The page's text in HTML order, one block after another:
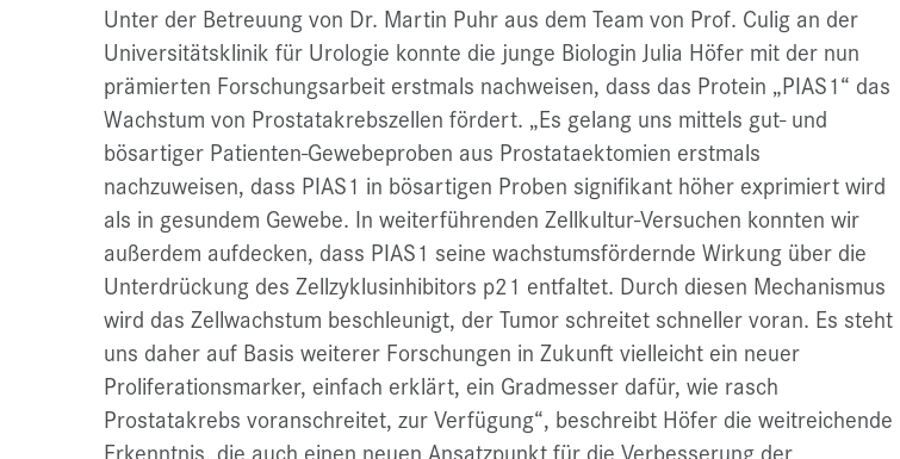
Unter der Betreuung von Dr. Martin Puhr aus dem Team von Prof. Culig an der
Universitätsklinik für Urologie konnte die junge Biologin Julia Höfer mit der nun
prämierten Forschungsarbeit erstmals nachweisen, dass das Protein „PIAS1“ das
Wachstum von Prostatakrebszellen fördert. „Es gelang uns mittels gut- und
bösartiger Patienten-Gewebeproben aus Prostataektomien erstmals
nachzuweisen, dass PIAS1 in bösartigen Proben signifikant höher exprimiert wird
als in gesundem Gewebe. In weiterführenden Zellkultur-Versuchen konnten wir
außerdem aufdecken, dass PIAS1 seine wachstumsfördernde Wirkung über die
Unterdrückung des Zellzyklusinhibitors p21 entfaltet. Durch diesen Mechanismus
wird das Zellwachstum beschleunigt, der Tumor schreitet schneller voran. Es steht
uns daher auf Basis weiterer Forschungen in Zukunft vielleicht ein neuer
Proliferationsmarker, einfach erklärt, ein Gradmesser dafür, wie rasch
Prostatakrebs voranschreitet, zur Verfügung“, beschreibt Höfer die weitreichende
Erkenntnis, die auch einen neuen Ansatzpunkt für die Verbesserung der